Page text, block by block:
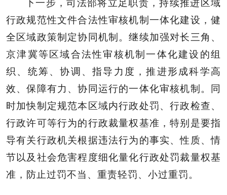
下一步，司法部将立足职责，持续推进区域
行政规范性文件合法性审核机制一体化建设，健
全区域政策制定协同机制。继续加强对长三角、
京津冀等区域合法性审核机制一体化建设的组
织、统筹、协调、指导力度，推进形成科学高
效、保障有力、协同运行的一体化审核机制。同
时加快制定规范本区域内行政处罚、行政检查、
行政许可等行为的行政裁量权基准，特别是要指
导有关行政机关根据违法行为的事实、性质、情
节以及社会危害程度细化量化行政处罚裁量权基
准，防止过罚不当、重责轻罚、小过重罚。